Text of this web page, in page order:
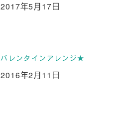
投稿日
2017年5月17日
バレンタインアレンジ★
投稿日
2016年2月11日